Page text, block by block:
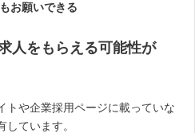
お願いできる
人をもらえる可能性が
トや企業採用ページに載っていな
ています。